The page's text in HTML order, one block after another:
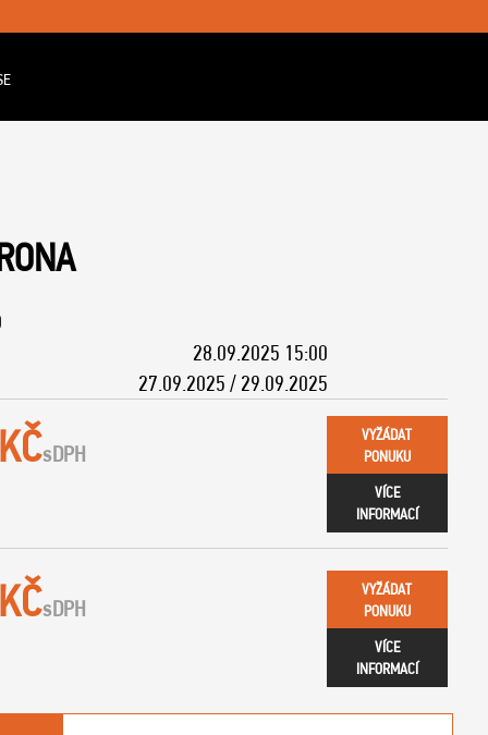
28.09.2025 15:00
27.09.2025 / 29.09.2025
sDPH
VYŽÁDAT
PONUKU
VÍCE
INFORMACÍ
sDPH
VYŽÁDAT
PONUKU
VÍCE
INFORMACÍ